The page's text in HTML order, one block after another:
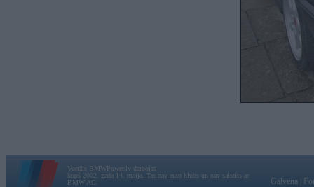
Vortāls BMWPower.lv darbojas
kopš 2002. gada 14. maija. Tas nav auto klubs un nav saistīts ar
BMW AG.
Galvena